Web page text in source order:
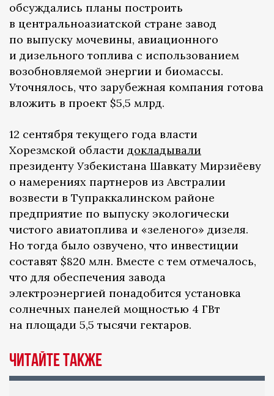
обсуждались планы построить
в центральноазиатской стране завод
по выпуску мочевины, авиационного
и дизельного топлива с использованием
возобновляемой энергии и биомассы.
Уточнялось, что зарубежная компания готова
вложить в проект $5,5 млрд.
12 сентября текущего года власти
Хорезмской области докладывали
президенту Узбекистана Шавкату Мирзиёеву
о намерениях партнеров из Австралии
возвести в Тупраккалинском районе
предприятие по выпуску экологически
чистого авиатоплива и «зеленого» дизеля.
Но тогда было озвучено, что инвестиции
составят $820 млн. Вместе с тем отмечалось,
что для обеспечения завода
электроэнергией понадобится установка
солнечных панелей мощностью 4 ГВт
на площади 5,5 тысячи гектаров.
Читайте также